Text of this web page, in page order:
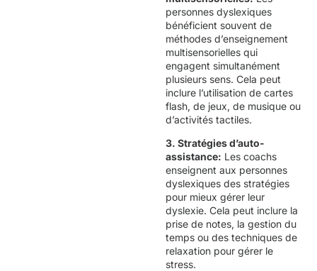
personnes dyslexiques
bénéficient souvent de
méthodes d’enseignement
multisensorielles qui
engagent simultanément
plusieurs sens. Cela peut
inclure l’utilisation de cartes
flash, de jeux, de musique ou
d’activités tactiles.
3. Stratégies d’auto-
assistance: Les coachs
enseignent aux personnes
dyslexiques des stratégies
pour mieux gérer leur
dyslexie. Cela peut inclure la
prise de notes, la gestion du
temps ou des techniques de
relaxation pour gérer le
stress.